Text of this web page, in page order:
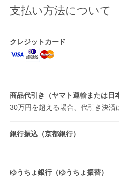
支払い方法について
クレジットカード
商品代引き（ヤマト運輸または日
30万円を超える場合、代引き決済
銀行振込（京都銀行）
ゆうちょ銀行（ゆうちょ振替）